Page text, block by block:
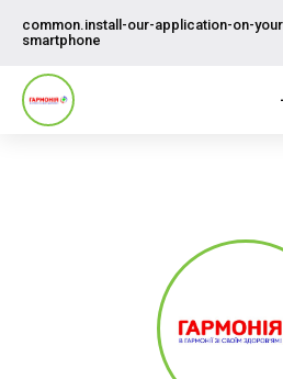
common.install-our-application-on-
smartphone